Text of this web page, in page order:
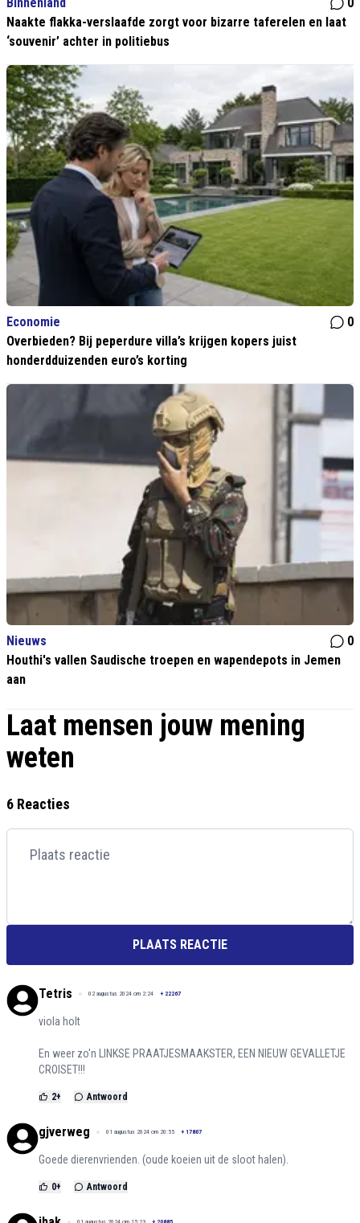
Binnenland
0
Naakte flakka-verslaafde zorgt voor bizarre taferelen en laat
‘souvenir’ achter in politiebus
Economie
0
Overbieden? Bij peperdure villa’s krijgen kopers juist
honderdduizenden euro’s korting
Nieuws
0
Houthi's vallen Saudische troepen en wapendepots in Jemen
aan
Laat mensen jouw mening
weten
6 Reacties
PLAATS REACTIE
Tetris 02 augustus 2024 om 2:24 + 22267
viola holt
En weer zo'n LINKSE PRAATJESMAAKSTER, EEN NIEUW GEVALLETJE
CROISET!!!
2+ Antwoord
gjverweg 01 augustus 2024 om 20:55 + 17807
Goede dierenvrienden. (oude koeien uit de sloot halen).
0+ Antwoord